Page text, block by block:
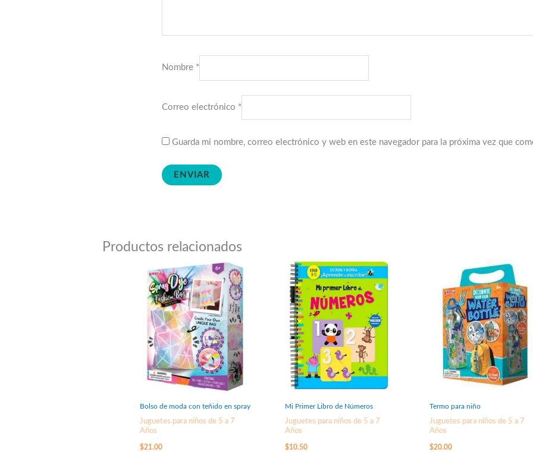
Nombre *
Correo electrónico *
Guarda mi nombre, correo electrónico y web en este navegador para la próxima vez que
Productos relacionados
Bolso de moda con teñido en spray
Juguetes para niños de 5 a 7
Años
$21.00
Mi Primer Libro de Números
Juguetes para niños de 5 a 7
Años
$10.50
Termo para niño
Juguetes para niños de 5 a 7
Años
$20.00